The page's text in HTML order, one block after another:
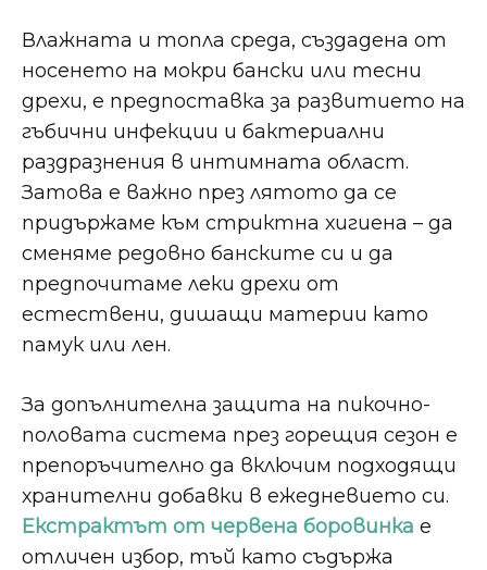
Влажната и топла среда, създадена от
носенето на мокри бански или тесни
дрехи, е предпоставка за развитието на
гъбични инфекции и бактериални
раздразнения в интимната област.
Затова е важно през лятото да се
придържаме към стриктна хигиена – да
сменяме редовно банските си и да
предпочитаме леки дрехи от
естествени, дишащи материи като
памук или лен.
За допълнителна защита на пикочно-
половата система през горещия сезон е
препоръчително да включим подходящи
хранителни добавки в ежедневието си.
Екстрактът от червена боровинка е
отличен избор, тъй като съдържа